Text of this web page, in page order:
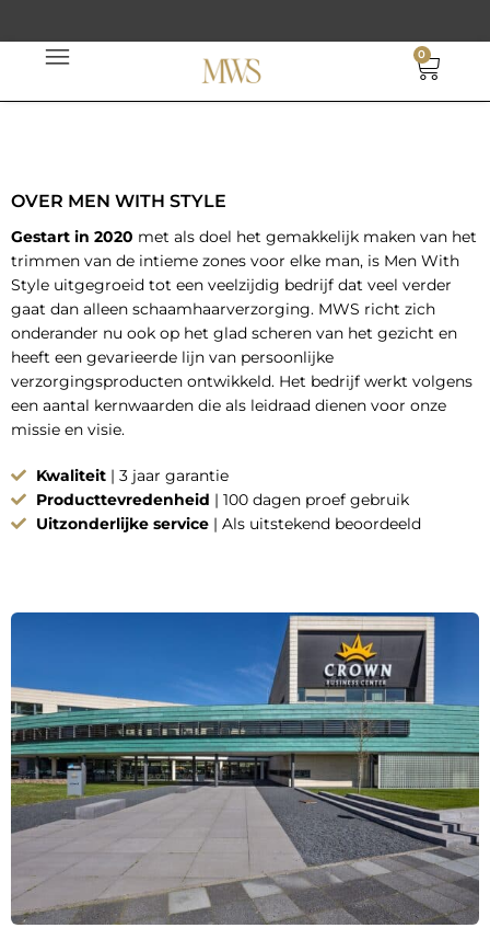
0
OVER MEN WITH STYLE
Gestart in 2020 met als doel het gemakkelijk maken van het
trimmen van de intieme zones voor elke man, is Men With
Style uitgegroeid tot een veelzijdig bedrijf dat veel verder
gaat dan alleen schaamhaarverzorging. MWS richt zich
onderander nu ook op het glad scheren van het gezicht en
heeft een gevarieerde lijn van persoonlijke
verzorgingsproducten ontwikkeld. Het bedrijf werkt volgens
een aantal kernwaarden die als leidraad dienen voor onze
missie en visie.
Kwaliteit| 3 jaar garantie
Producttevredenheid | 100 dagen proef gebruik
Uitzonderlijke service| Als uitstekend beoordeeld